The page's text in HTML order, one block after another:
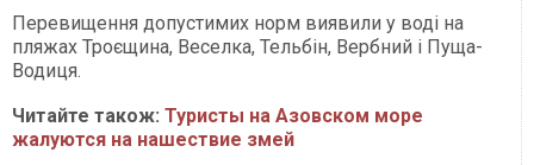
Перевищення допустимих норм виявили у воді на
пляжах Троєщина, Веселка, Тельбін, Вербний і Пуща-
Водиця.
Читайте також: Туристы на Азовском море
жалуются на нашествие змей